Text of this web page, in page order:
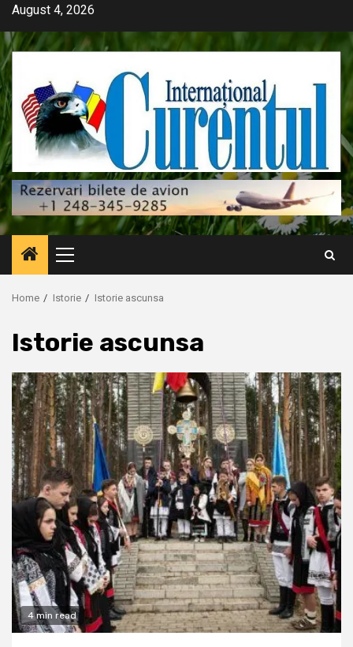
Skip
content
August 4, 2026
Primary
Menu
Home Istorie Istorie ascunsa
Istorie ascunsa
4 min read